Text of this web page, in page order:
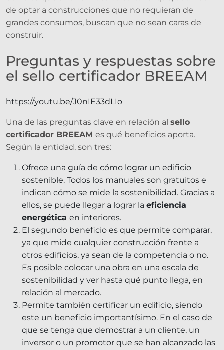
de optar a construcciones que no requieran de
grandes consumos, buscan que no sean caras de
construir.
Preguntas y respuestas sobre
el sello certificador BREEAM
https://youtu.be/J0nIE33dLIo
Una de las preguntas clave en relación al sello
certificador BREEAM es qué beneficios aporta.
Según la entidad, son tres:
Ofrece una guía de cómo lograr un edificio
sostenible. Todos los manuales son gratuitos e
indican cómo se mide la sostenibilidad. Gracias a
ellos, se puede llegar a lograr la eficiencia
energética en interiores.
El segundo beneficio es que permite comparar,
ya que mide cualquier construcción frente a
otros edificios, ya sean de la competencia o no.
Es posible colocar una obra en una escala de
sostenibilidad y ver hasta qué punto llega, en
relación al mercado.
Permite también certificar un edificio, siendo
este un beneficio importantísimo. En el caso de
que se tenga que demostrar a un cliente, un
inversor o un promotor que se han alcanzado las